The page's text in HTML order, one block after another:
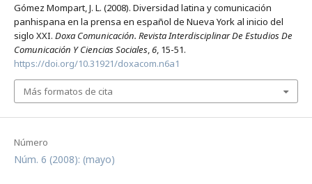
Número
Núm. 6 (2008): (mayo)
Gómez Mompart, J. L. (2008). Diversidad latina y comunicación
panhispana en la prensa en español de Nueva York al inicio del
siglo XXI. Doxa Comunicación. Revista Interdisciplinar De Estudios De
Comunicación Y Ciencias Sociales,6, 15-51.
https://doi.org/10.31921/doxacom.n6a1
Más formatos de cita